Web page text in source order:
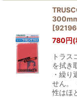
[
780円(
トラス
を拭き
・繰
せん。
性はほ